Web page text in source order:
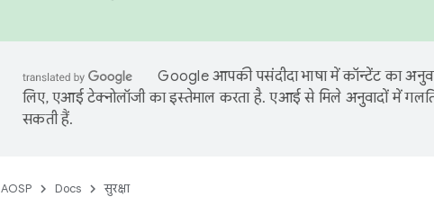
Google आपकी पसंदीदा भाषा में कॉन्टेंट का
लिए, एआई टेक्नोलॉजी का इस्तेमाल करता है. एआई से मिले अनुवादों में
सकती हैं.
AOSP Docs सुरक्षा